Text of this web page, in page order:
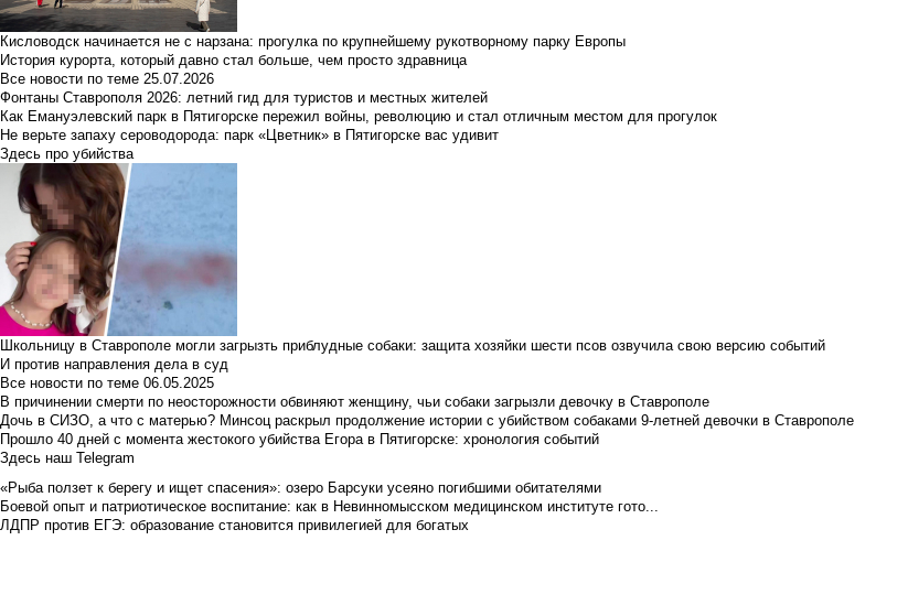
Кисловодск начинается не с нарзана: прогулка по крупнейшему рукотворному парку Европы
История курорта, который давно стал больше, чем просто здравница
Все новости по теме 25.07.2026
Фонтаны Ставрополя 2026: летний гид для туристов и местных жителей
Как Емануэлевский парк в Пятигорске пережил войны, революцию и стал отличным местом для прогулок
Не верьте запаху сероводорода: парк «Цветник» в Пятигорске вас удивит
Здесь про убийства
Школьницу в Ставрополе могли загрызть приблудные собаки: защита хозяйки шести псов озвучила свою версию событий
И против направления дела в суд
Все новости по теме 06.05.2025
В причинении смерти по неосторожности обвиняют женщину, чьи собаки загрызли девочку в Ставрополе
Дочь в СИЗО, а что с матерью? Минсоц раскрыл продолжение истории с убийством собаками 9-летней девочки в Ставрополе
Прошло 40 дней с момента жестокого убийства Егора в Пятигорске: хронология событий
Здесь наш Telegram
«Рыба ползет к берегу и ищет спасения»: озеро Барсуки усеяно погибшими обитателями
Боевой опыт и патриотическое воспитание: как в Невинномысском медицинском институте гото...
ЛДПР против ЕГЭ: образование становится привилегией для богатых